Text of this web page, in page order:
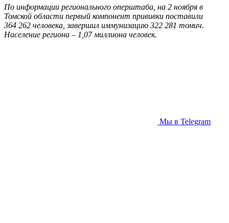
По информации регионального оперштаба, на 2 ноября в
Томской области первый компонент прививки поставили
364 262 человека, завершил иммунизацию 322 281 томич.
Население региона – 1,07 миллиона человек.
Мы в Telegram